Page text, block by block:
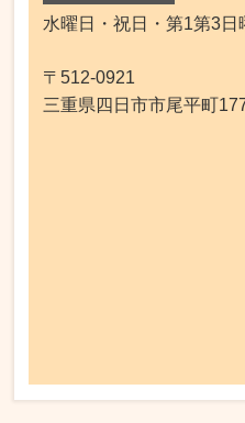
水曜日・祝日・第1第3日
〒512-0921
三重県四日市市尾平町